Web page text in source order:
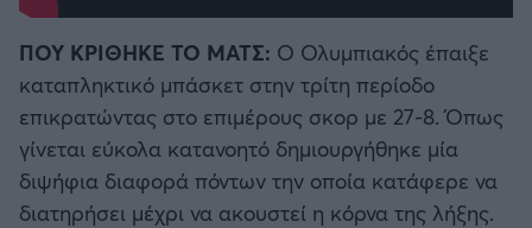
ΠΟΥ ΚΡΙΘΗΚΕ ΤΟ ΜΑΤΣ: Ο Ολυμπιακός έπαιξε
καταπληκτικό μπάσκετ στην τρίτη περίοδο
επικρατώντας στο επιμέρους σκορ με 27-8. Όπως
γίνεται εύκολα κατανοητό δημιουργήθηκε μία
διψήφια διαφορά πόντων την οποία κατάφερε να
διατηρήσει μέχρι να ακουστεί η κόρνα της λήξης.